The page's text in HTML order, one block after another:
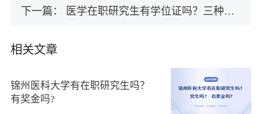
（2）宁夏医科大学在职研究生有用吗？
创新”的办学理念和“修德济人、笃学精术”的校训，凝心聚力，
力争一流，目前已发展成为一所规模、结构、质量、效益相协
调，在全国同类院校中有一定影响力和知名度的高等医学院
下一篇： 医学在职研究生有学位证吗？三种招生途径
相关文章
锦州医科大学有在职研究生吗？
有奖金吗?